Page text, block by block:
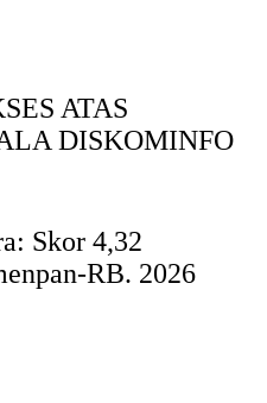
ATAS
DISKOMINFO
Skor 4,32
RB. 2026